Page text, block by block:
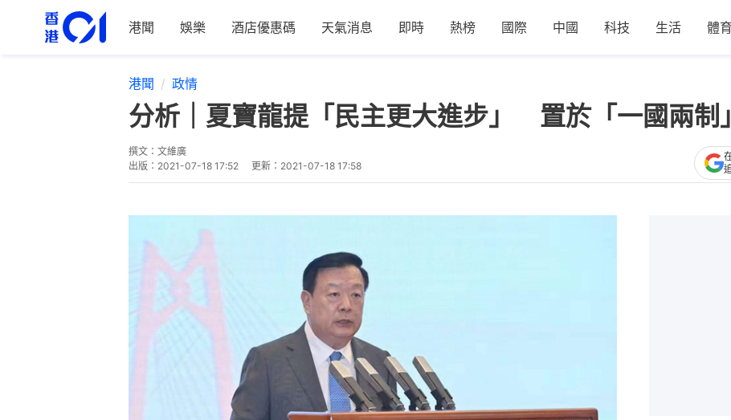
港聞 娛樂 酒店優惠碼 天氣消息 即時 熱榜 國際 中國 科技 生活 體育
港聞 政情
分析｜夏寶龍提「民主更大進步」 置於「一國兩制
撰文： 文維廣
出版： 2021-07-18 17:52 更新： 2021-07-18 17:58